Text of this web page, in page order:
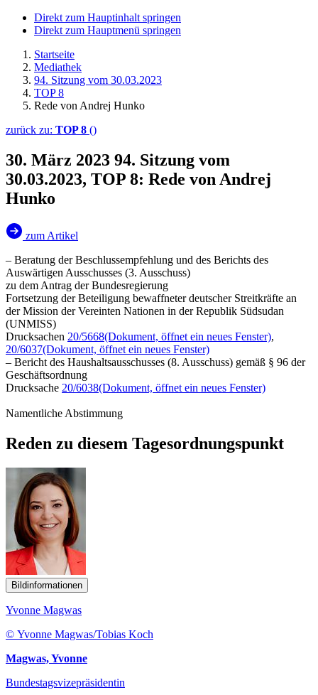
Direkt zum Hauptinhalt springen
Direkt zum Hauptmenü springen
Startseite
Mediathek
94. Sitzung vom 30.03.2023
TOP 8
Rede von Andrej Hunko
zurück zu: TOP 8 ()
30. März 2023 94. Sitzung vom
30.03.2023, TOP 8: Rede von Andrej
Hunko
zum Artikel
– Beratung der Beschlussempfehlung und des Berichts des
Auswärtigen Ausschusses (3. Ausschuss)
zu dem Antrag der Bundesregierung
Fortsetzung der Beteiligung bewaffneter deutscher Streitkräfte an
der Mission der Vereinten Nationen in der Republik Südsudan
(UNMISS)
Drucksachen 20/5668(Dokument, öffnet ein neues Fenster),
20/6037(Dokument, öffnet ein neues Fenster)
– Bericht des Haushaltsausschusses (8. Ausschuss) gemäß § 96 der
Geschäftsordnung
Drucksache 20/6038(Dokument, öffnet ein neues Fenster)
Namentliche Abstimmung
Reden zu diesem Tagesordnungspunkt
Bildinformationen
Yvonne Magwas
© Yvonne Magwas/Tobias Koch
Magwas, Yvonne
Bundestagsvizepräsidentin